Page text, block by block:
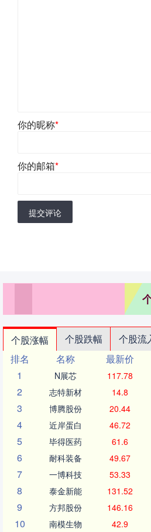
你的昵称*
你的邮箱*
提交评论
个股涨幅 个股跌幅 个股流
排名
名称 最新价
1
N展芯 117.78
2 志特新材 14.8
3 博腾股份 20.44
4 近岸蛋白 46.72
5 毕得医药 61.6
6 耐科装备 49.67
7 一博科技 53.33
8 泰金新能 131.52
9 方邦股份 146.16
10 南模生物 42.9